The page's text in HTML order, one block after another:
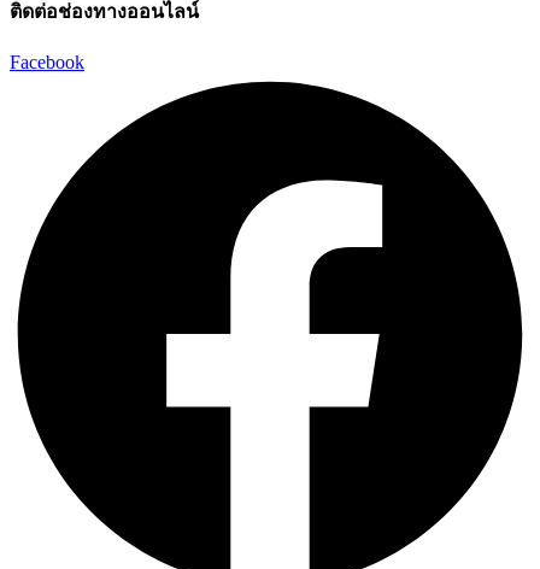
ติดต่อช่องทางออนไลน์
Facebook